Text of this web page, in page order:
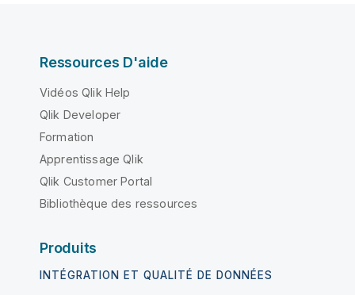
Ressources D'aide
Vidéos Qlik Help
Qlik Developer
Formation
Apprentissage Qlik
Qlik Customer Portal
Bibliothèque des ressources
Produits
INTÉGRATION ET QUALITÉ DE DONNÉES